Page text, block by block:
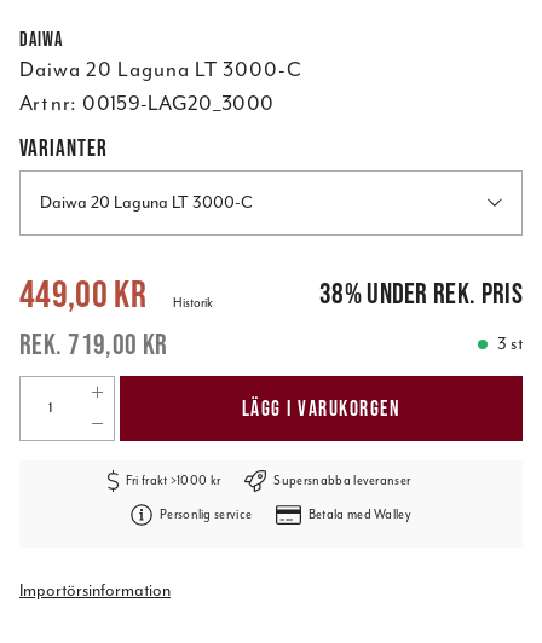
Daiwa
Daiwa 20 Laguna LT 3000-C
Art nr: 00159-LAG20_3000
VARIANTER
Daiwa 20 Laguna LT 3000-C
Nuvarande pris:449,00 kr 719,00 kr
449,00 kr
719,00 kr
Historik 38%under rek. pris
3 st
LÄGG I VARUKORGEN
Fri frakt >1000 kr Supersnabba leveranser
Personlig service Betala med Walley
Importörsinformation